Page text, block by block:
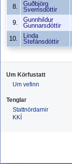
8.
Guðbjörg
Sverrisdóttir
9.
Gunnhildur
Gunnarsdóttir
10.
Linda
Stefánsdóttir
Um Körfustatt
Um vefinn
Tenglar
Stattnördarnir
KKÍ